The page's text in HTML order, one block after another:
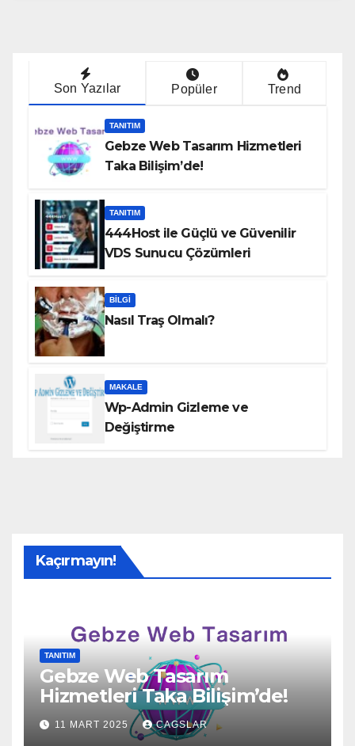
Son Yazılar Popüler Trend
TANITIM
Gebze Web Tasarım Hizmetleri
Taka Bilişim’de!
TANITIM
444Host ile Güçlü ve Güvenilir
VDS Sunucu Çözümleri
BILGI
Nasıl Traş Olmalı?
MAKALE
Wp-Admin Gizleme ve
Değiştirme
Kaçırmayın!
TANITIM
Gebze Web Tasarım
Hizmetleri Taka Bilişim’de!
11 MART 2025 CAGSLAR